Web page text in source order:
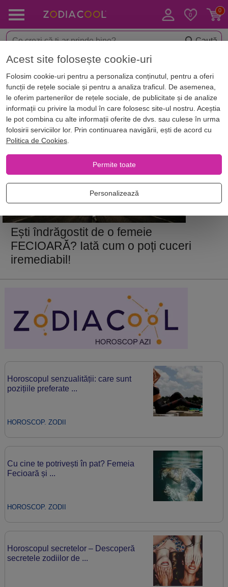
Caută
Acasă Blog Horoscop. Zodii
Articole
Blog despre HOROSCOP. ZODII
Ești îndrăgostit de o femeie
FECIOARĂ? Iată cum o poți cuceri
iremediabil!
Horoscopul senzualității: care sunt
pozițiile preferate ...
HOROSCOP. ZODII
Cu cine te potrivești în pat? Femeia
Fecioară și ...
HOROSCOP. ZODII
Horoscopul secretelor – Descoperă
secretele zodiilor de ...
Acest site folosește cookie-uri
Folosim cookie-uri pentru a personaliza conținutul, pentru a oferi
funcții de rețele sociale și pentru a analiza traficul. De asemenea,
le oferim partenerilor de rețele sociale, de publicitate și de analize
informații cu privire la modul în care folosesc site-ul nostru. Aceștia
le pot combina cu alte informații oferite de dvs. sau culese în urma
folosirii serviciilor lor. Prin continuarea navigării, ești de acord cu
Politica de Cookies.
Permite toate
Personalizează